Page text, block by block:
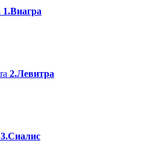
1.Виагра
2.Левитра
3.Сиалис